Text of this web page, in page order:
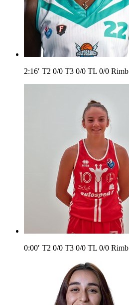
2:16′ T2 0/0 T3 0/0 TL 0/0 Rimb
0:00′ T2 0/0 T3 0/0 TL 0/0 Rimb